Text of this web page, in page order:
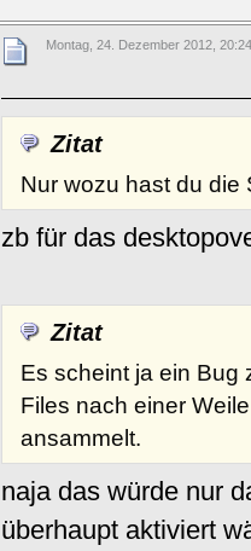
Montag, 24. Dezember 2012,
Zitat
Nur wozu hast du die
zb für das
Zitat
Es scheint ja ein Bug
Files nach einer
ansammelt.
naja das würde nur
überhaupt aktiviert